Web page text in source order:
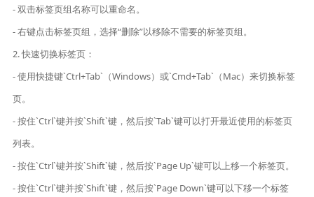
- 双击标签页组名称可以重命名。
- 右键点击标签页组，选择“删除”以移除不需要的标签页组。
2. 快速切换标签页：
- 使用快捷键`Ctrl+Tab`（Windows）或`Cmd+Tab`（Mac）来切换标签
页。
- 按住`Ctrl`键并按`Shift`键，然后按`Tab`键可以打开最近使用的标签页
列表。
- 按住`Ctrl`键并按`Shift`键，然后按`Page Up`键可以上移一个标签页。
- 按住`Ctrl`键并按`Shift`键，然后按`Page Down`键可以下移一个标签